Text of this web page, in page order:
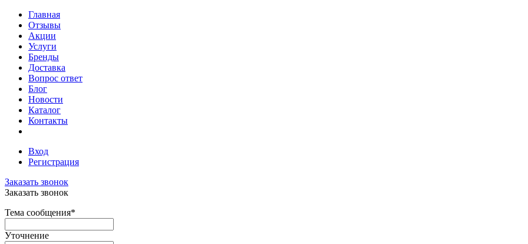
Главная
Отзывы
Акции
Услуги
Бренды
Доставка
Вопрос ответ
Блог
Новости
Каталог
Контакты
Вход
Регистрация
Заказать звонок
Заказать звонок
Тема сообщения*
Уточнение